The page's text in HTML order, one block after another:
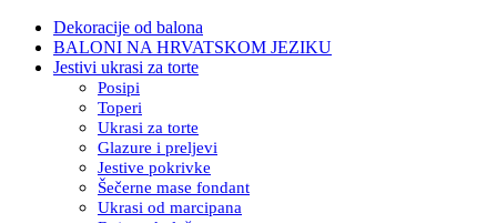
Dekoracije od balona
BALONI NA HRVATSKOM JEZIKU
Jestivi ukrasi za torte
Posipi
Toperi
Ukrasi za torte
Glazure i preljevi
Jestive pokrivke
Šečerne mase fondant
Ukrasi od marcipana